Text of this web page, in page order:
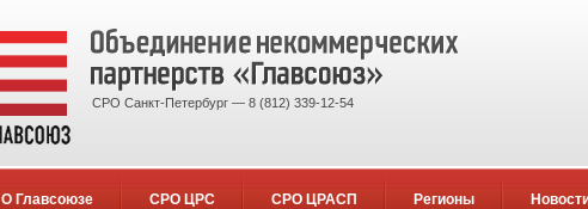
СРО Санкт-Петербург — 8 (812) 339-12-54
О Главсоюзе СРО ЦРС СРО ЦРАСП Регионы